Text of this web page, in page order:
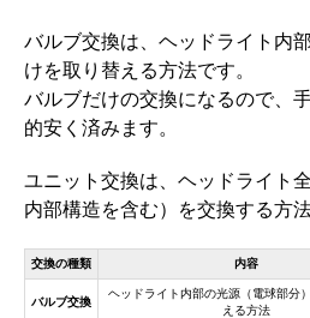
バルブ交換は、ヘッドライト内
けを取り替える方法です。
バルブだけの交換になるので、
的安く済みます。
ユニット交換は、ヘッドライト
内部構造を含む）を交換する方法
交換の種類 内容
バルブ交換
ヘッドライト内部の光源（電球部分
える方法